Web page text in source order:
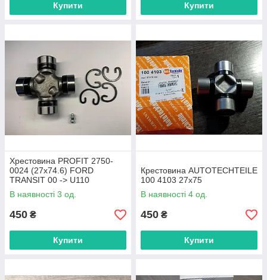
Купити Купити
Хрестовина PROFIT 2750-
0024 (27x74.6) FORD
TRANSIT 00 -> U110
В наявності 3 од.
450 ₴
Купити
Крестовина AUTOTECHTEILE
100 4103 27x75
В наявності 4 од.
450 ₴
Купити